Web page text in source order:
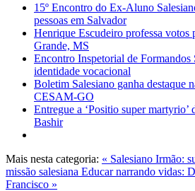
15º Encontro do Ex-Aluno
pessoas em Salvador
Henrique Escudeiro professa votos
Grande, MS
Encontro Inspetorial de Formandos
identidade vocacional
Boletim Salesiano ganha destaque
CESAM-GO
Entregue a ‘Positio super martyrio’
Bashir
Mais nesta categoria: « Salesiano Irmão:
missão salesiana Educar narrando vidas:
Francisco »